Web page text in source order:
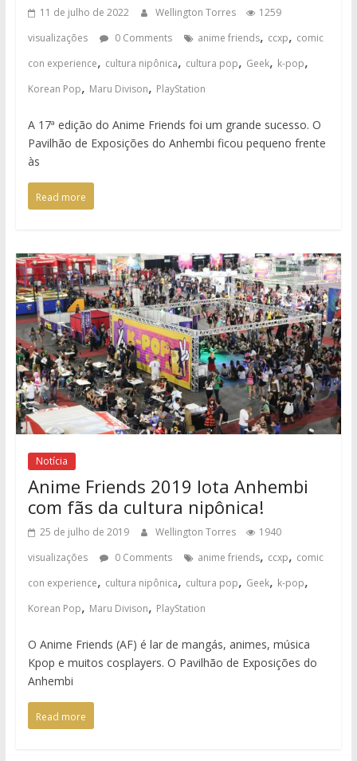
11 de julho de 2022 Wellington Torres
1259
visualizações
0 Comments anime friends, ccxp, comic
con experience, cultura nipônica, cultura pop, Geek, k-pop,
Korean Pop, Maru Divison, PlayStation
A 17ª edição do Anime Friends foi um grande sucesso. O
Pavilhão de Exposições do Anhembi ficou pequeno frente
às
Read more
Notícia
Anime Friends 2019 lota Anhembi
com fãs da cultura nipônica!
25 de julho de 2019 Wellington Torres
1940
visualizações
0 Comments anime friends, ccxp, comic
con experience, cultura nipônica, cultura pop, Geek, k-pop,
Korean Pop, Maru Divison, PlayStation
O Anime Friends (AF) é lar de mangás, animes, música
Kpop e muitos cosplayers. O Pavilhão de Exposições do
Anhembi
Read more